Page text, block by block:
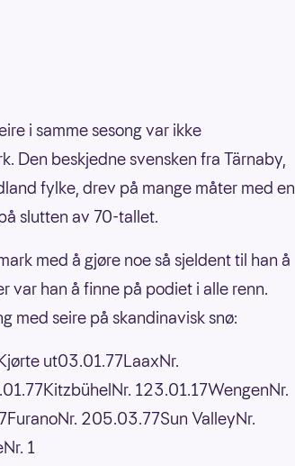
i samme sesong var ikke
Den beskjedne svensken fra Tärnaby,
fylke, drev på mange måter med en
slutten av 70-tallet.
med å gjøre noe så sjeldent til han å
var han å finne på podiet i alle renn.
med seire på skandinavisk snø:
ut03.01.77LaaxNr.
123.01.17WengenNr.
205.03.77Sun ValleyNr.
1